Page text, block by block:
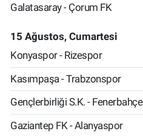
Galatasaray - Çorum FK
15 Ağustos, Cumartesi
Konyaspor - Rizespor
Kasımpaşa - Trabzonspor
Gençlerbirliği S.K. - Fenerbahçe
Gaziantep FK - Alanyaspor